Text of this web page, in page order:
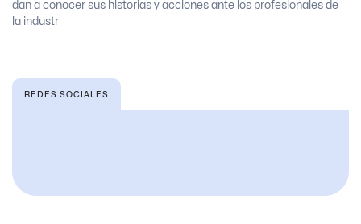
dan a conocer sus historias y acciones ante los profesionales de
la industr
REDES SOCIALES